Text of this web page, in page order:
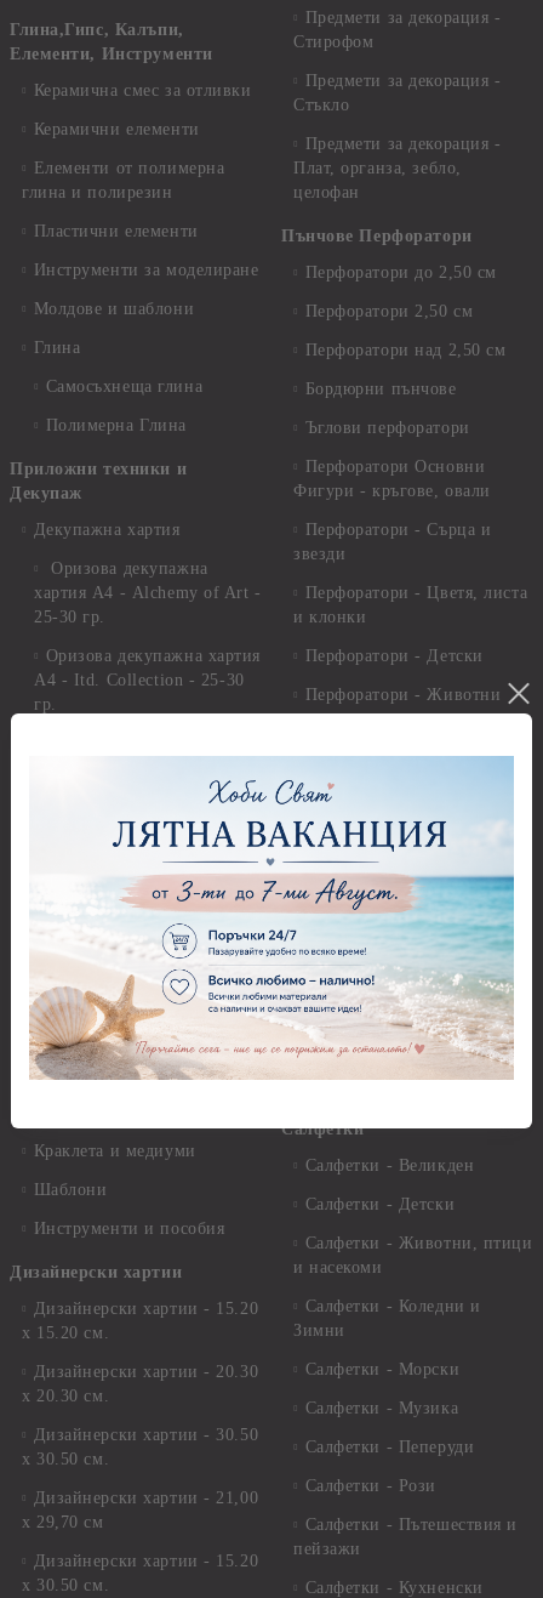
Глина,Гипс, Калъпи,
Елементи, Инструменти
Керамична смес за отливки
Керамични елементи
Елементи от полимерна
глина и полирезин
Пластични елементи
Инструменти за моделиране
Молдове и шаблони
Глина
Самосъхнеща глина
Полимерна Глина
Приложни техники и
Декупаж
Декупажна хартия
Оризова декупажна
хартия А4 - Alchemy of Art -
25-30 гр.
Оризова декупажна хартия
А4 - Itd. Collection - 25-30
гр.
Декупажна хартия - Други
Вакс пасти
Грунд, Основи, Релефни
Варак, Шлак метал, Фолио,
Пантна
Лакове и защитни покрития
Краклета и медиуми
Шаблони
Инструменти и пособия
Дизайнерски хартии
Дизайнерски хартии - 15.20
х 15.20 см.
Дизайнерски хартии - 20.30
х 20.30 см.
Дизайнерски хартии - 30.50
х 30.50 см.
Дизайнерски хартии - 21,00
х 29,70 см
Дизайнерски хартии - 15.20
x 30.50 см.
Предмети за декорация -
Стирофом
Предмети за декорация -
Стъкло
Предмети за декорация -
Плат, органза, зебло,
целофан
Пънчове Перфоратори
Перфоратори до 2,50 см
Перфоратори 2,50 см
Перфоратори над 2,50 см
Бордюрни пънчове
Ъглови перфоратори
Перфоратори Основни
Фигури - кръгове, овали
Перфоратори - Сърца и
звезди
Перфоратори - Цветя, листа
и клонки
Перфоратори - Детски
Перфоратори - Животни
Зимни
Рисуване
Грунд и почистващи
разтвори
Платна за рисуване
Стативи и поставки
Четки и инструменти
Моливи, акварелни
комплекти
Свещи
Салфетки
Салфетки - Великден
Салфетки - Детски
Салфетки - Животни, птици
и насекоми
Салфетки - Коледни и
Зимни
Салфетки - Морски
Салфетки - Музика
Салфетки - Пеперуди
Салфетки - Рози
Салфетки - Пътешествия и
пейзажи
Салфетки - Кухненски